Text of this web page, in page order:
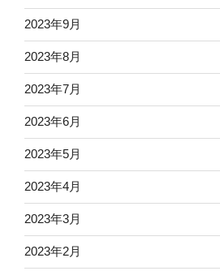
2023年9月
2023年8月
2023年7月
2023年6月
2023年5月
2023年4月
2023年3月
2023年2月